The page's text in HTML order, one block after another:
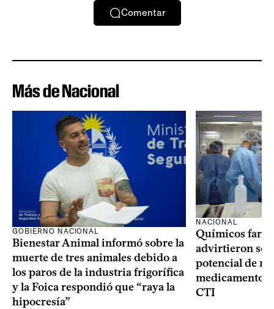
Comentar
Más de Nacional
GOBIERNO NACIONAL
Bienestar Animal informó sobre la
muerte de tres animales debido a
los paros de la industria frigorífica
y la Foica respondió que “raya la
hipocresía”
NACIONAL
Químicos
advirtieron
potencial de
medicamentos
CTI